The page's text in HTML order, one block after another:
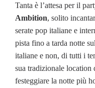
Tanta è l’attesa per il
Ambition, solito
serate pop italiane e
pista fino a tarda notte
italiane e non, di tutti i
sua tradizionale
festeggiare la notte più